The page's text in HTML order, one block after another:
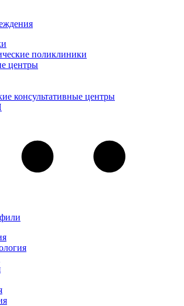
поликлиники
центры
консультативные центры